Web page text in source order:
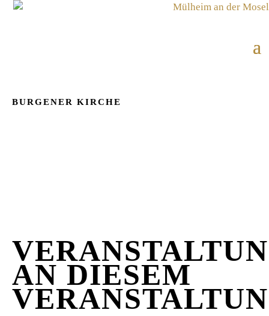
BURGENER KIRCHE
AN DIESEM